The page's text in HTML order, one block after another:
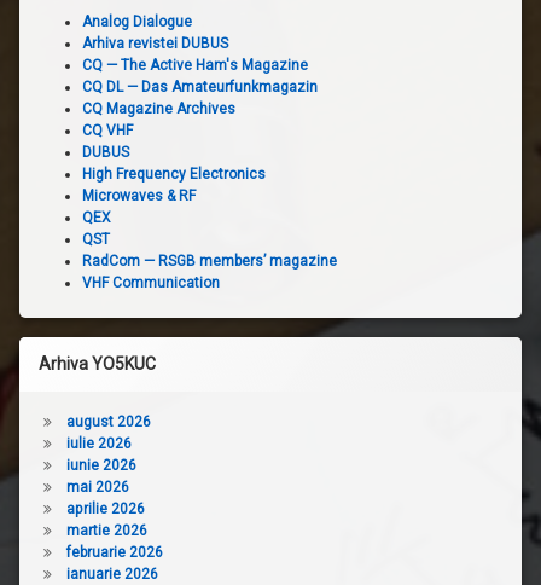
Analog Dialogue
Arhiva revistei DUBUS
CQ — The Active Ham's Magazine
CQ DL — Das Amateurfunkmagazin
CQ Magazine Archives
CQ VHF
DUBUS
High Frequency Electronics
Microwaves & RF
QEX
QST
RadCom — RSGB members’ magazine
VHF Communication
Arhiva YO5KUC
august 2026
iulie 2026
iunie 2026
mai 2026
aprilie 2026
martie 2026
februarie 2026
ianuarie 2026